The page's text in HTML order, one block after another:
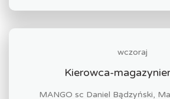
wczoraj
Kierowca-
MANGO sc Daniel Bądzyński,